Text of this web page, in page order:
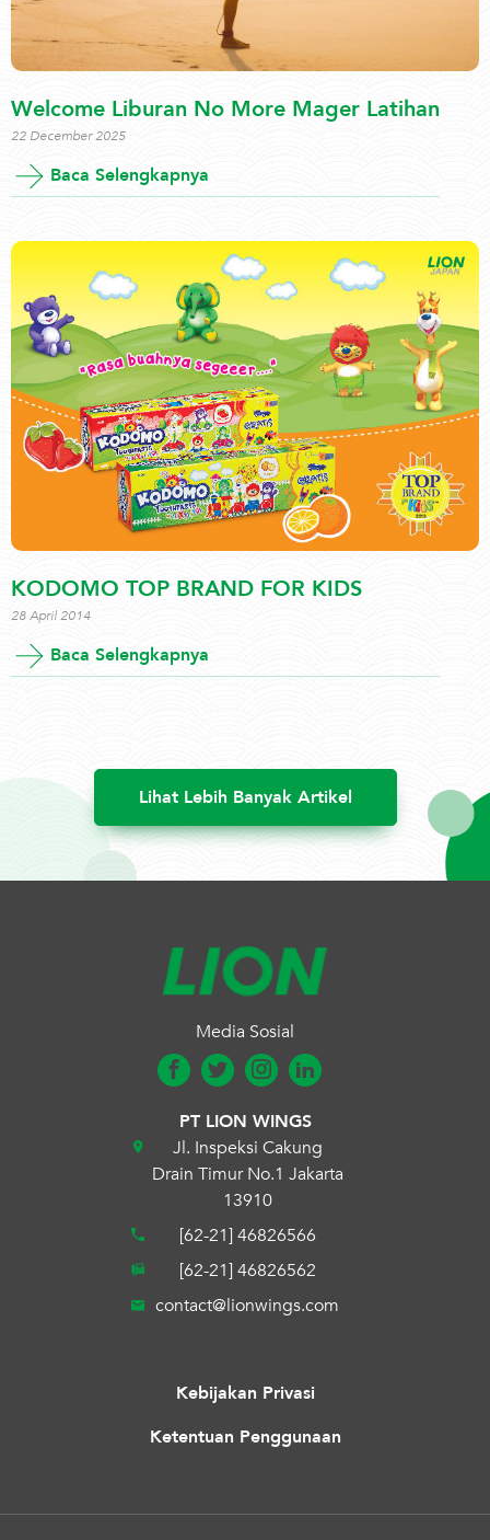
Welcome Liburan No More Mager Latihan
22 December 2025
Baca Selengkapnya
KODOMO TOP BRAND FOR KIDS
28 April 2014
Baca Selengkapnya
Lihat Lebih Banyak Artikel
Media Sosial
PT LION WINGS
Jl. Inspeksi Cakung
Drain Timur No.1 Jakarta
13910
[62-21] 46826566
[62-21] 46826562
contact@lionwings.com
Kebijakan Privasi
Ketentuan Penggunaan